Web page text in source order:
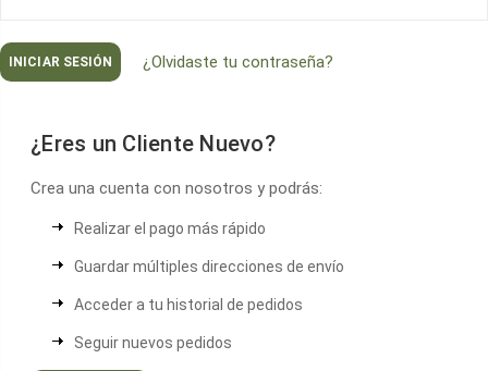
¿Olvidaste tu contraseña?
¿Eres un Cliente Nuevo?
Crea una cuenta con nosotros y podrás:
Realizar el pago más rápido
Guardar múltiples direcciones de envío
Acceder a tu historial de pedidos
Seguir nuevos pedidos